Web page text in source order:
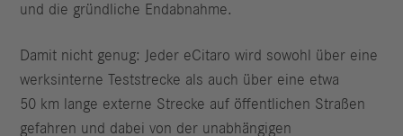
und die gründliche Endabnahme.
Damit nicht genug: Jeder eCitaro wird sowohl über eine
werksinterne Test­strecke als auch über eine etwa
50 km lange externe Strecke auf öffentlichen Straßen
gefahren und dabei von der unabhängigen